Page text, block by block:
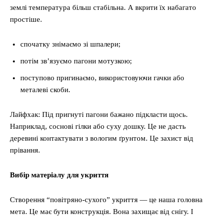
землі температура більш стабільна. А вкрити їх набагато
простіше.
спочатку знімаємо зі шпалери;
потім зв’язуємо пагони мотузкою;
поступово пригинаємо, використовуючи гачки або
металеві скоби.
Лайфхак: Під пригнуті пагони бажано підкласти щось.
Наприклад, соснові гілки або суху дошку. Це не дасть
деревині контактувати з вологим ґрунтом. Це захист від
прівання.
Вибір матеріалу для укриття
Створення “повітряно-сухого” укриття — це наша головна
мета. Це має бути конструкція. Вона захищає від снігу. І